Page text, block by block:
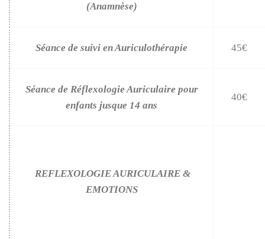
(Anamnèse)
Séance de suivi en Auriculothérapie 45€
Séance de Réflexologie Auriculaire pour
enfants jusque 14 ans
40€
REFLEXOLOGIE AURICULAIRE &
EMOTIONS